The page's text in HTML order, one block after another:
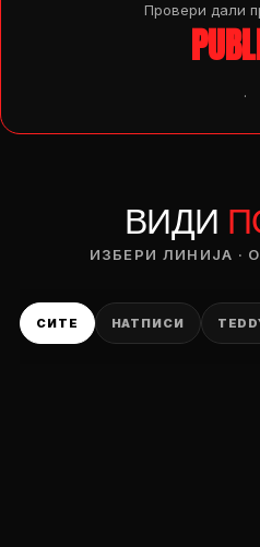
Провери дали
.
ВИДИ
ИЗБЕРИ ЛИНИЈА ·
СИТЕ НАТПИСИ